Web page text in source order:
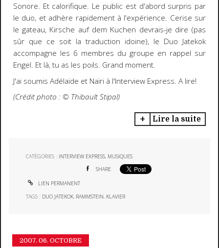
Sonore. Et calorifique. Le public est d'abord surpris par
le duo, et adhère rapidement à l'expérience. Cerise sur
le gateau, Kirsche auf dem Kuchen devrais-je dire (pas
sûr que ce soit la traduction idoine), le Duo Jatekok
accompagne les 6 membres du groupe en rappel sur
Engel. Et là, tu as les poils. Grand moment.
J'ai soumis Adélaïde et Naïri à l'Interview Express. A lire!
(Crédit photo : ©️ Thibault Stipal)
Lire la suite
CATÉGORIES : INTERVIEW EXPRESS, MUSIQUES
SHARE
LIEN PERMANENT
TAGS : DUO JATEKOK, RAMMSTEIN, KLAVIER
2007. 06. OCTOBRE